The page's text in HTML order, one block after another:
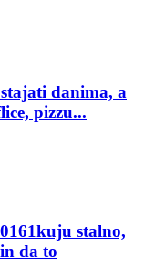
danima, a
pizzu...
stalno,
da to